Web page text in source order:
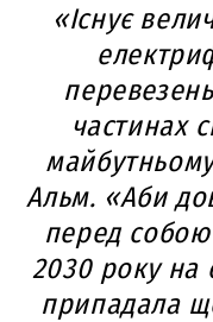
«Існує
частинах
Альм. «Аби
перед
2030 року на
припадала